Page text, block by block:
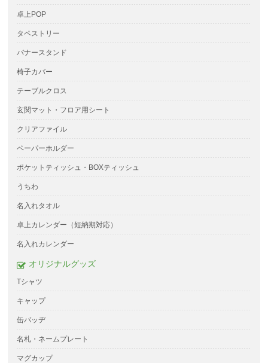
卓上POP
タペストリー
バナースタンド
椅子カバー
テーブルクロス
玄関マット・フロア用シート
クリアファイル
ペーパーホルダー
ポケットティッシュ・BOXティッシュ
うちわ
名入れタオル
卓上カレンダー（短納期対応）
名入れカレンダー
オリジナルグッズ
Tシャツ
キャップ
缶バッヂ
名札・ネームプレート
マグカップ